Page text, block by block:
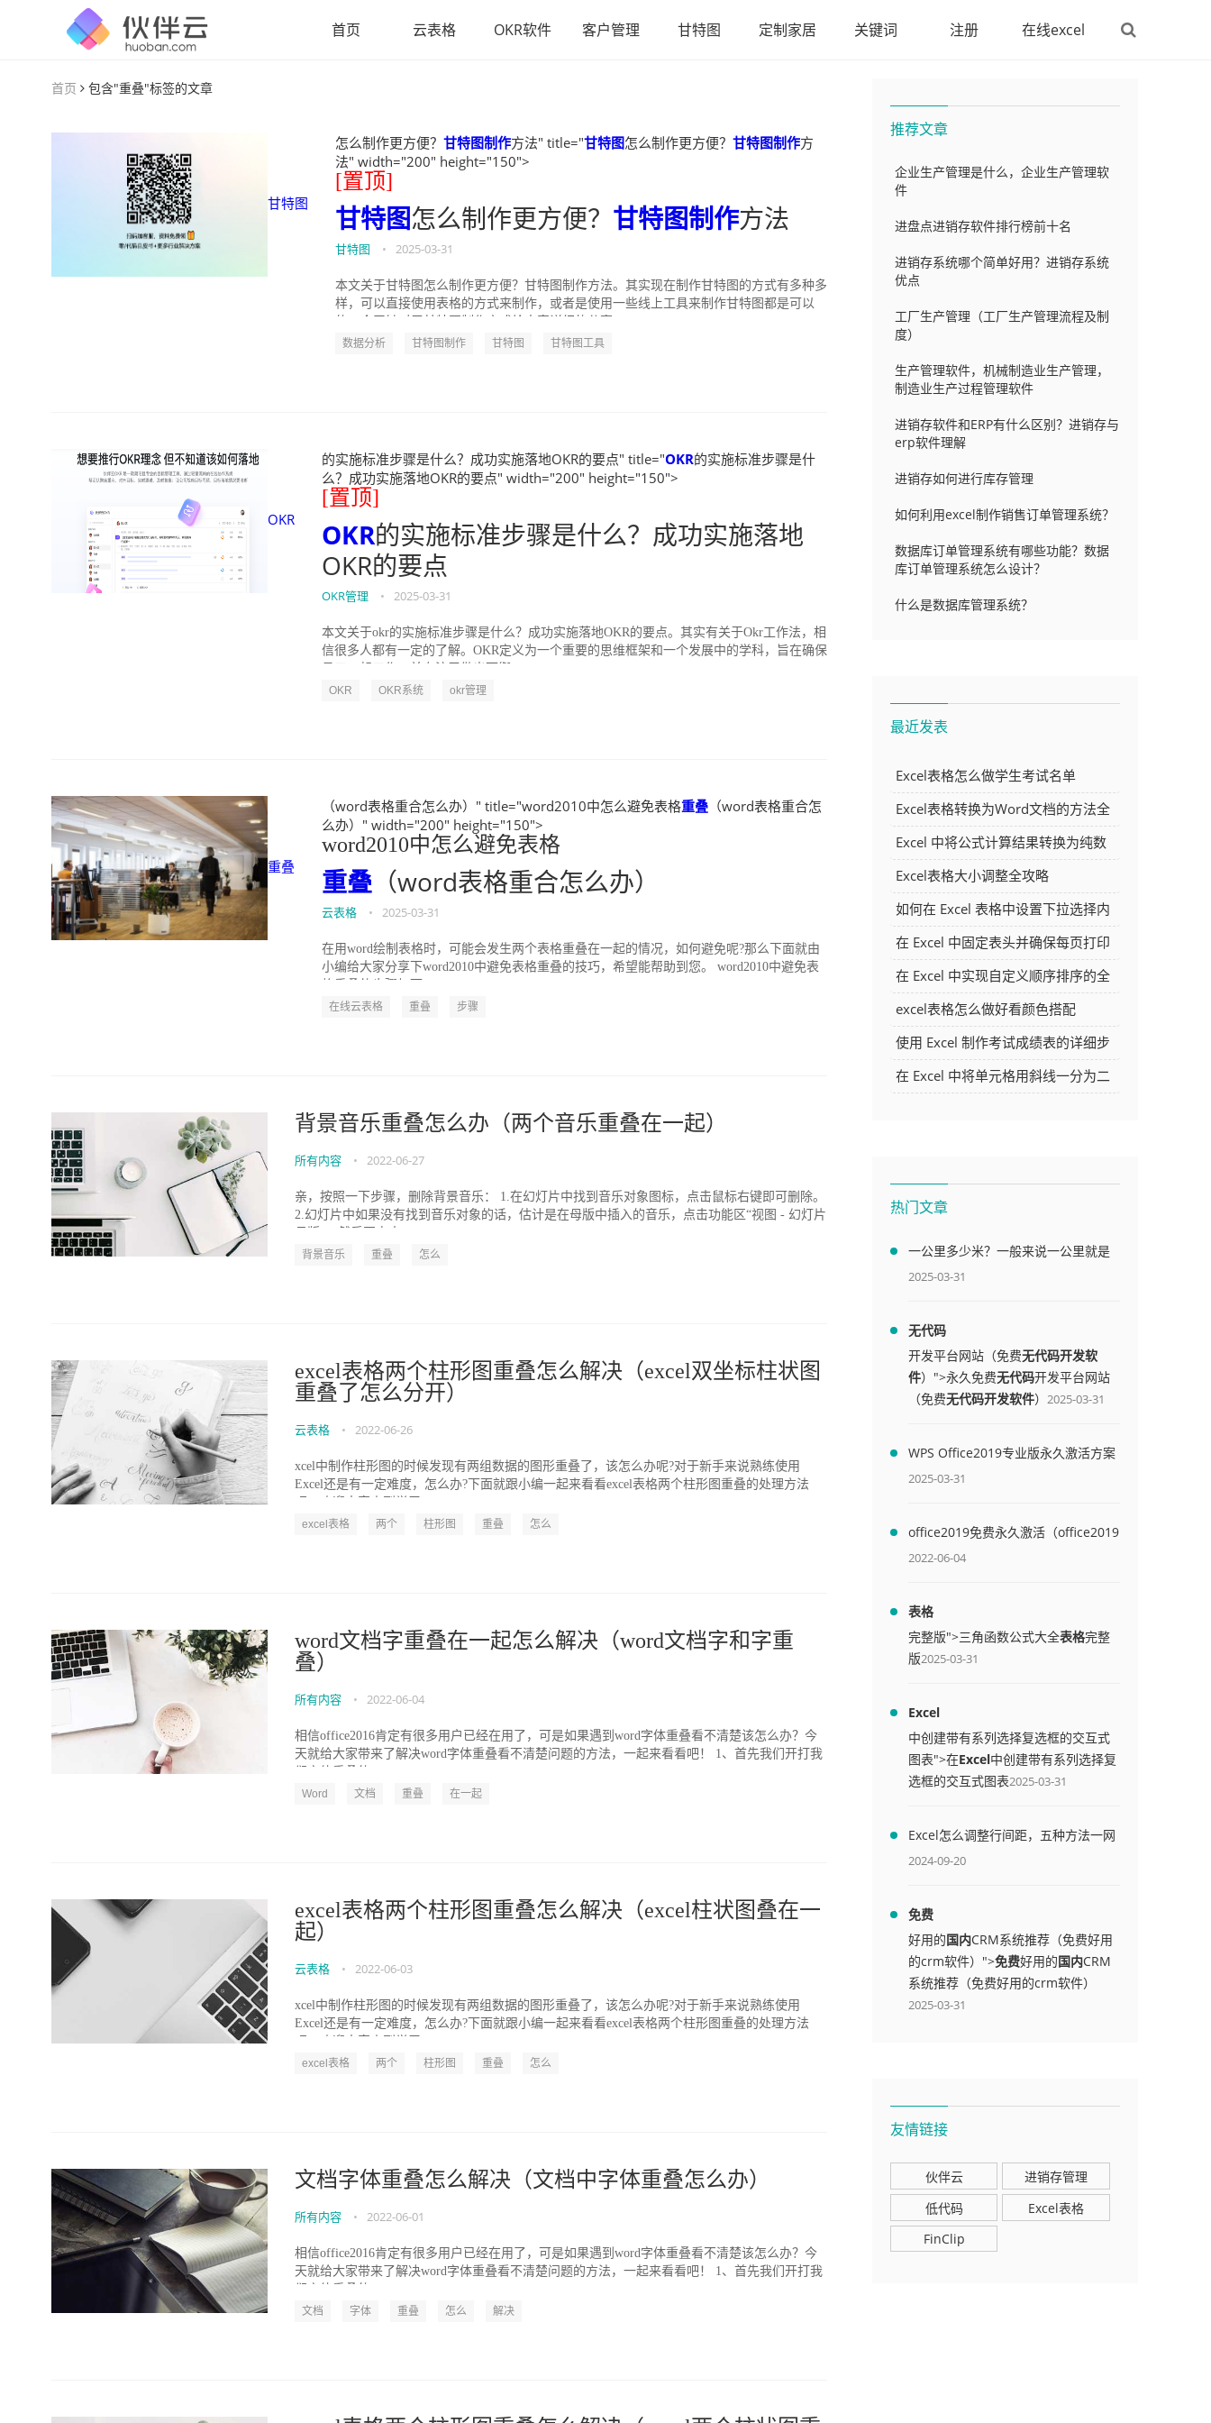
首页 云表格 OKR软件 客户管理 甘特图 定制家居 关键词 注册 在线excel
首页 包含"重叠"标签的文章
甘特图
怎么制作更方便？ 甘特图制作方法" title="甘特图怎么制作更方便？ 甘特图制作方
法" width="200" height="150">
[置顶]
甘特图怎么制作更方便？ 甘特图制作方法
甘特图 • 2025-03-31
本文关于甘特图怎么制作更方便？甘特图制作方法。其实现在制作甘特图的方式有多种多
样，可以直接使用表格的方式来制作，或者是使用一些线上工具来制作甘特图都是可以
数据分析 甘特图制作 甘特图 甘特图工具
OKR
的实施标准步骤是什么？成功实施落地OKR的要点" title="OKR的实施标准步骤是什
么？成功实施落地OKR的要点" width="200" height="150">
[置顶]
OKR的实施标准步骤是什么？成功实施落地
OKR的要点
OKR管理 • 2025-03-31
本文关于okr的实施标准步骤是什么？成功实施落地OKR的要点。其实有关于Okr工作法，相
信很多人都有一定的了解。OKR定义为一个重要的思维框架和一个发展中的学科，旨在确保
OKR OKR系统 okr管理
重叠
（word表格重合怎么办）" title="word2010中怎么避免表格重叠 （word表格重合怎
么办）" width="200" height="150">
word2010中怎么避免表格
重叠 （word表格重合怎么办）
云表格 • 2025-03-31
在用word绘制表格时，可能会发生两个表格重叠在一起的情况，如何避免呢?那么下面就由
小编给大家分享下word2010中避免表格重叠的技巧，希望能帮助到您。 word2010中避免表
在线云表格 重叠 步骤
背景音乐重叠怎么办（两个音乐重叠在一起）
所有内容 • 2022-06-27
亲，按照一下步骤，删除背景音乐： 1.在幻灯片中找到音乐对象图标，点击鼠标右键即可删除。
2.幻灯片中如果没有找到音乐对象的话，估计是在母版中插入的音乐，点击功能区“视图 - 幻灯片
背景音乐 重叠 怎么
excel表格两个柱形图重叠怎么解决（excel双坐标柱状图
重叠了怎么分开）
云表格 • 2022-06-26
xcel中制作柱形图的时候发现有两组数据的图形重叠了，该怎么办呢?对于新手来说熟练使用
Excel还是有一定难度，怎么办?下面就跟小编一起来看看excel表格两个柱形图重叠的处理方法
excel表格 两个 柱形图 重叠 怎么
word文档字重叠在一起怎么解决（word文档字和字重
叠）
所有内容 • 2022-06-04
相信office2016肯定有很多用户已经在用了，可是如果遇到word字体重叠看不清楚该怎么办？今
天就给大家带来了解决word字体重叠看不清楚问题的方法，一起来看看吧！ 1、首先我们开打我
Word 文档 重叠 在一起
excel表格两个柱形图重叠怎么解决（excel柱状图叠在一
起）
云表格 • 2022-06-03
xcel中制作柱形图的时候发现有两组数据的图形重叠了，该怎么办呢?对于新手来说熟练使用
Excel还是有一定难度，怎么办?下面就跟小编一起来看看excel表格两个柱形图重叠的处理方法
excel表格 两个 柱形图 重叠 怎么
文档字体重叠怎么解决（文档中字体重叠怎么办）
所有内容 • 2022-06-01
相信office2016肯定有很多用户已经在用了，可是如果遇到word字体重叠看不清楚该怎么办？今
天就给大家带来了解决word字体重叠看不清楚问题的方法，一起来看看吧！ 1、首先我们开打我
文档 字体 重叠 怎么 解决
推荐文章
企业生产管理是什么，企业生产管理软
件
进盘点进销存软件排行榜前十名
进销存系统哪个简单好用？进销存系统
优点
工厂生产管理（工厂生产管理流程及制
度）
生产管理软件，机械制造业生产管理，
制造业生产过程管理软件
进销存软件和ERP有什么区别？进销存与
erp软件理解
进销存如何进行库存管理
如何利用excel制作销售订单管理系统？
数据库订单管理系统有哪些功能？数据
库订单管理系统怎么设计？
什么是数据库管理系统？
最近发表
Excel表格怎么做学生考试名单
Excel表格转换为Word文档的方法全
解析
Excel 中将公式计算结果转换为纯数
字的多种方法
Excel表格大小调整全攻略
如何在 Excel 表格中设置下拉选择内
容
在 Excel 中固定表头并确保每页打印
时都显示表头的方法详解
在 Excel 中实现自定义顺序排序的全
面指南
excel表格怎么做好看颜色搭配
使用 Excel 制作考试成绩表的详细步
骤及技巧
在 Excel 中将单元格用斜线一分为二
热门文章
一公里多少米？一般来说一公里就是
1000米
2025-03-31
无代码
开发平台网站（免费无代码开发软
件）">永久免费无代码开发平台网站
（免费无代码开发软件） 2025-03-31
WPS Office2019专业版永久激活方案
(附终身授权序列号)
2025-03-31
office2019免费永久激活（office2019
免费永久激活码）
2022-06-04
表格
完整版">三角函数公式大全表格完整
版2025-03-31
Excel
中创建带有系列选择复选框的交互式
图表">在Excel中创建带有系列选择复
选框的交互式图表2025-03-31
Excel怎么调整行间距，五种方法一网
打尽
2024-09-20
免费
好用的国内CRM系统推荐（免费好用
的crm软件）">免费好用的国内CRM
系统推荐（免费好用的crm软件）
2025-03-31
友情链接
伙伴云
进销存管理
低代码
Excel表格
FinClip